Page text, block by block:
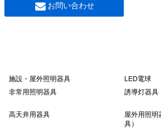
お問い合わせ
施設・屋外照明器具
LED電球
非常用照明器具 誘導灯器具
高天井用器具
屋外用照明
具）